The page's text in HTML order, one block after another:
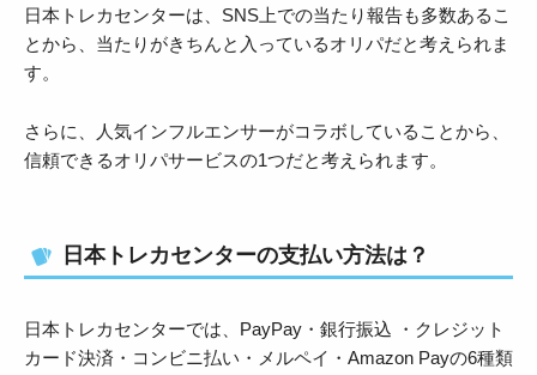
日本トレカセンターは、SNS上での当たり報告も多数あるこ
とから、当たりがきちんと入っているオリパだと考えられま
す。
さらに、人気インフルエンサーがコラボしていることから、
信頼できるオリパサービスの1つだと考えられます。
日本トレカセンターの支払い方法は？
日本トレカセンターでは、PayPay・銀行振込 ・クレジット
カード決済・コンビニ払い・メルペイ・Amazon Payの6種類